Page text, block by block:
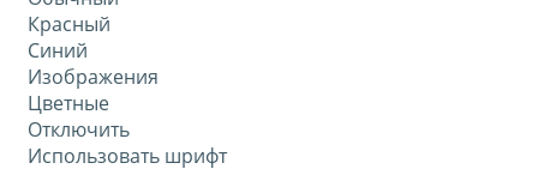
Красный
Синий
Изображения
Цветные
Отключить
Использовать шрифт